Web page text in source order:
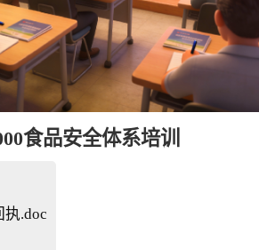
食品安全体系培训
执.doc